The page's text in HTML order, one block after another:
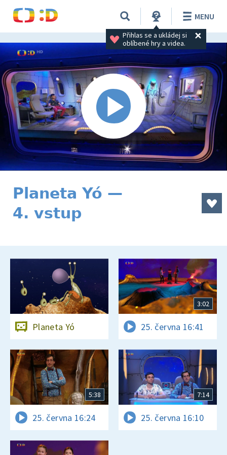
Přihlas se a ukládej si
oblíbené hry a videa.
MENU
Planeta Yó —
4. vstup
Planeta Yó
3:02
25. června 16:41
5:38
25. června 16:24
7:14
25. června 16:10